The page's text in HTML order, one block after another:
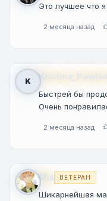
Это лучшее что
2 месяца назад
K
Быстрей бы
Очень
2 месяца назад
Mia ВЕТЕРАН
Шикарнейшая